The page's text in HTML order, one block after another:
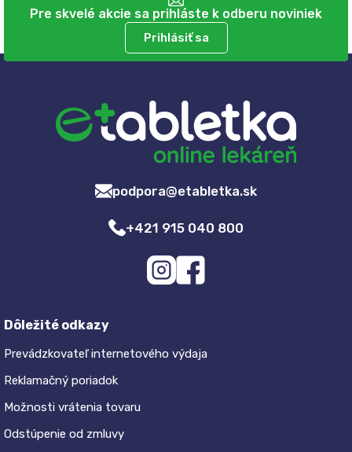
Pre skvelé akcie sa prihláste k odberu noviniek
Prihlásiť sa
podpora@etabletka.sk
+421 915 040 800
Dôležité odkazy
Prevádzkovateľ internetového výdaja
Reklamačný poriadok
Možnosti vrátenia tovaru
Odstúpenie od zmluvy